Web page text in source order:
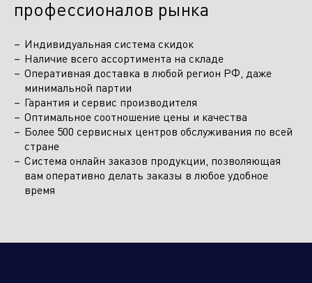
профессионалов рынка
Индивидуальная система скидок
Наличие всего ассортимента на складе
Оперативная доставка в любой регион РФ, даже
минимальной партии
Гарантия и сервис производителя
Оптимальное соотношение цены и качества
Более 500 сервисных центров обслуживания по всей
стране
Система онлайн заказов продукции, позволяющая
вам оперативно делать заказы в любое удобное
время